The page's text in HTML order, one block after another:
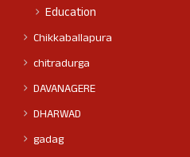
Education
Chikkaballapura
chitradurga
DAVANAGERE
DHARWAD
gadag